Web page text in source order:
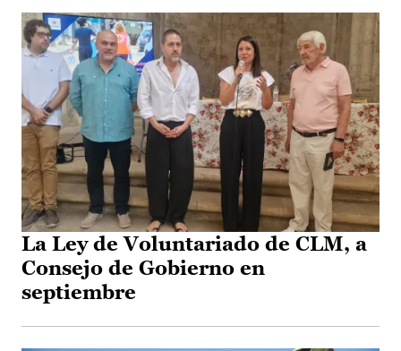
La Ley de Voluntariado de CLM, a
Consejo de Gobierno en
septiembre